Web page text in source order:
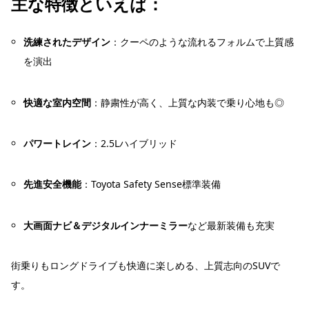
洗練されたデザイン ：クーペのような流れるフォルムで上質感
を演出
快適な室内空間 ：静粛性が高く、上質な内装で乗り心地も◎
パワートレイン ：2.5Lハイブリッド
先進安全機能：Toyota Safety Sense標準装備
大画面ナビ＆デジタルインナーミラーなど最新装備も充実
街乗りもロングドライブも快適に楽しめる、上質志向のSUVで
す。